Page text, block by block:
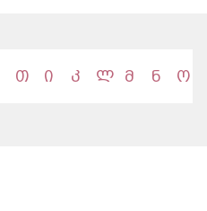
თ ი კ ლ მ ნ ო